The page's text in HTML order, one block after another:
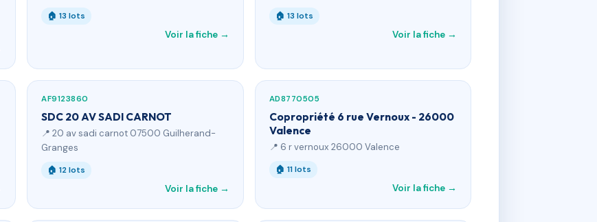
🏠 13 lots
Voir la fiche →
🏠 13 lots
Voir la fiche →
AF9123860
SDC 20 AV SADI CARNOT
📍 20 av sadi carnot 07500 Guilherand-
Granges
🏠 12 lots
Voir la fiche →
AD8770505
Copropriété 6 rue Vernoux - 26000
Valence
📍 6 r vernoux 26000 Valence
🏠 11 lots
Voir la fiche →